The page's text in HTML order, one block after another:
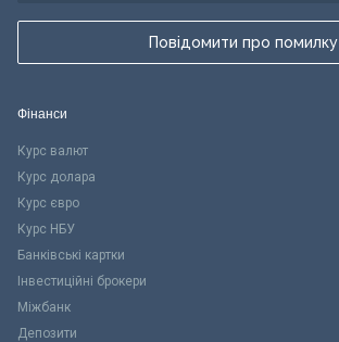
Повідомити про помилку
Фінанси
Курс валют
Курс долара
Курс євро
Курс НБУ
Банківські картки
Інвестиційні брокери
Міжбанк
Депозити